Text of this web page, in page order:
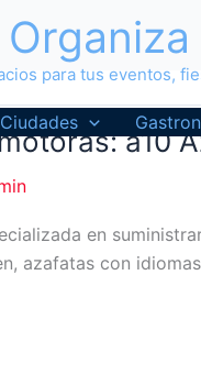
para tus eventos,
Ciudades
a10
en
azafatas con